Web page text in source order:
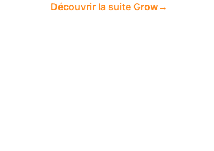
Découvrir la suite Grow→